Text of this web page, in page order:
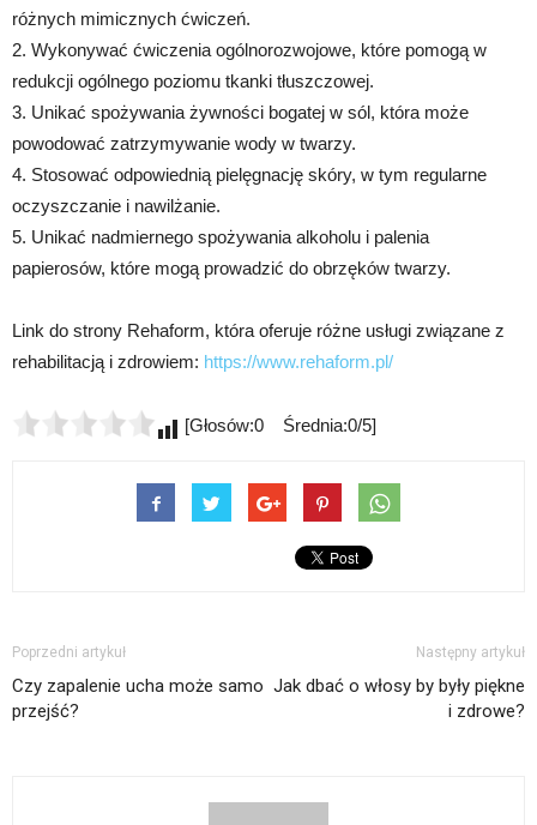
różnych mimicznych ćwiczeń.
2. Wykonywać ćwiczenia ogólnorozwojowe, które pomogą w
redukcji ogólnego poziomu tkanki tłuszczowej.
3. Unikać spożywania żywności bogatej w sól, która może
powodować zatrzymywanie wody w twarzy.
4. Stosować odpowiednią pielęgnację skóry, w tym regularne
oczyszczanie i nawilżanie.
5. Unikać nadmiernego spożywania alkoholu i palenia
papierosów, które mogą prowadzić do obrzęków twarzy.
Link do strony Rehaform, która oferuje różne usługi związane z
rehabilitacją i zdrowiem: https://www.rehaform.pl/
[Głosów:0 Średnia:0/5]
Poprzedni artykuł
Czy zapalenie ucha może samo
przejść?
Następny artykuł
Jak dbać o włosy by były piękne
i zdrowe?